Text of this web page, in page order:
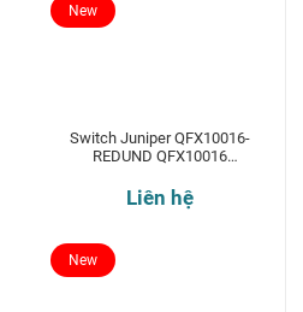
Switch Juniper QFX10016-
REDUND QFX10016
Liên hệ
New
New